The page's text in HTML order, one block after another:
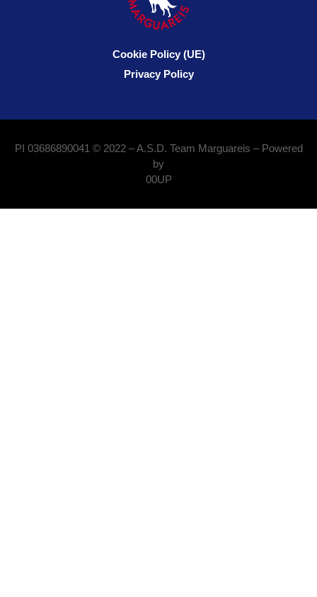
Cookie Policy (UE)
Privacy Policy
PI 03686890041 © 2022 – A.S.D. Team Marguareis – Powered
by
00UP